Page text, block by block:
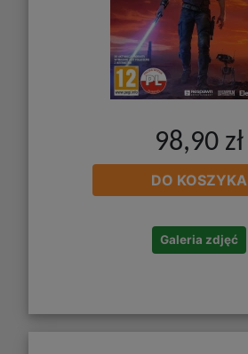
98,90 zł
DO KOSZYKA
Galeria zdjęć